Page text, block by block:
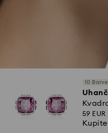
10 Barve
59 EUR